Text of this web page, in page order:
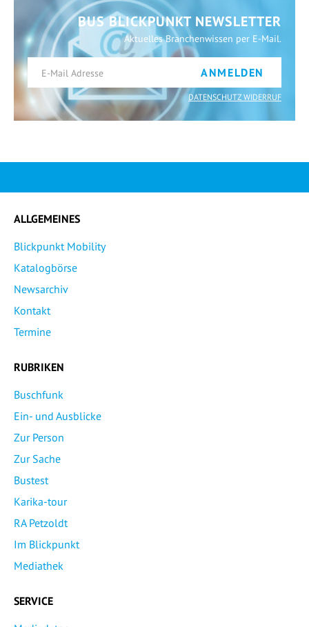
BUS BLICKPUNKT NEWSLETTER
Aktuelles Branchenwissen per E-Mail.
ANMELDEN
DATENSCHUTZ WIDERRUF
ALLGEMEINES
Blickpunkt Mobility
Katalogbörse
Newsarchiv
Kontakt
Termine
RUBRIKEN
Buschfunk
Ein- und Ausblicke
Zur Person
Zur Sache
Bustest
Karika-tour
RA Petzoldt
Im Blickpunkt
Mediathek
SERVICE